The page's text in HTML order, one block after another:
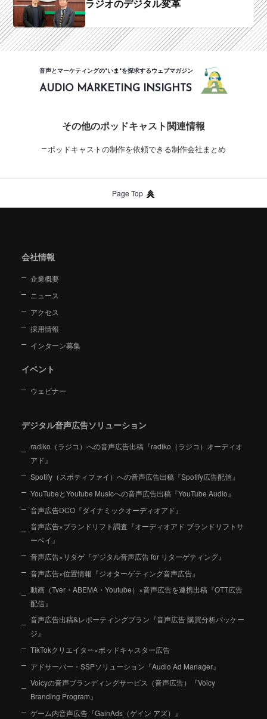
ラジオのデジタル変革
音声とマーケティングの"いま"を探求するウェブマガジン
AUDIO MARKETING INSIGHTS
その他のポッドキャスト関連情報
ポッドキャストの制作を依頼できる制作会社まとめ
Page Top
会社情報
企業概要
ニュース
アクセス
採用情報
インターン募集
イベント
ウェビナー
デジタル音声広告ソリューション
radiko（ラジコ）への音声広告出稿『radiko（ラジコ）オーディオ
アド』
Spotify（スポティファイ）への音声広告出稿『Spotify広告配信』
YouTubeとYoutube Musicへの音声広告出稿『YouTube Audio』
音声広告DCO『ダイナミックオーディオアド』
音声広告×ブランドリフト調査『オーディオアド ブランドリフトサ
ーベイ』
音声広告×リタゲ『デジタル音声広告 for リターゲティング』
音声広告×位置情報『ジオターゲティング音声広告』
動画（Tver・ABEMA・Youtube）×音声広告を連携出稿『OTT広告
配信』
音声広告出稿&レポーティングプラン『音声広告 購買分析パッケー
ジ』
TikTokクリエイター×ポッドキャスター広告
アドサーバー・SSPソリューション『Audio Ad Manager』
Voicyの音声ブランディングサービス（音声広告）『Voicy
Branding Program』
ゲーム内音声広告『GainAds（ゲイン アズ）』